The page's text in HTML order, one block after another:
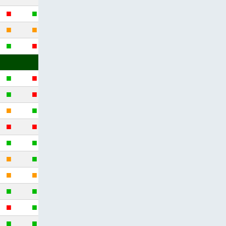
■
■
■
■
■
■
■
■
■
■
■
■
■
■
■
■
■
■
■
■
■
■
■
■
■
■